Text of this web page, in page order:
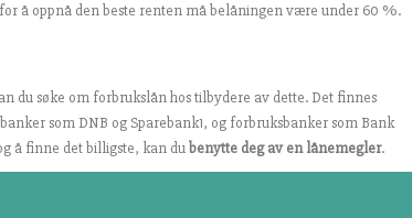
å oppnå den beste renten må belåningen være under 60 %.
du søke om forbrukslån hos tilbydere av dette. Det finnes
som DNB og Sparebank1, og forbruksbanker som Bank
å finne det billigste, kan du benytte deg av en lånemegler.